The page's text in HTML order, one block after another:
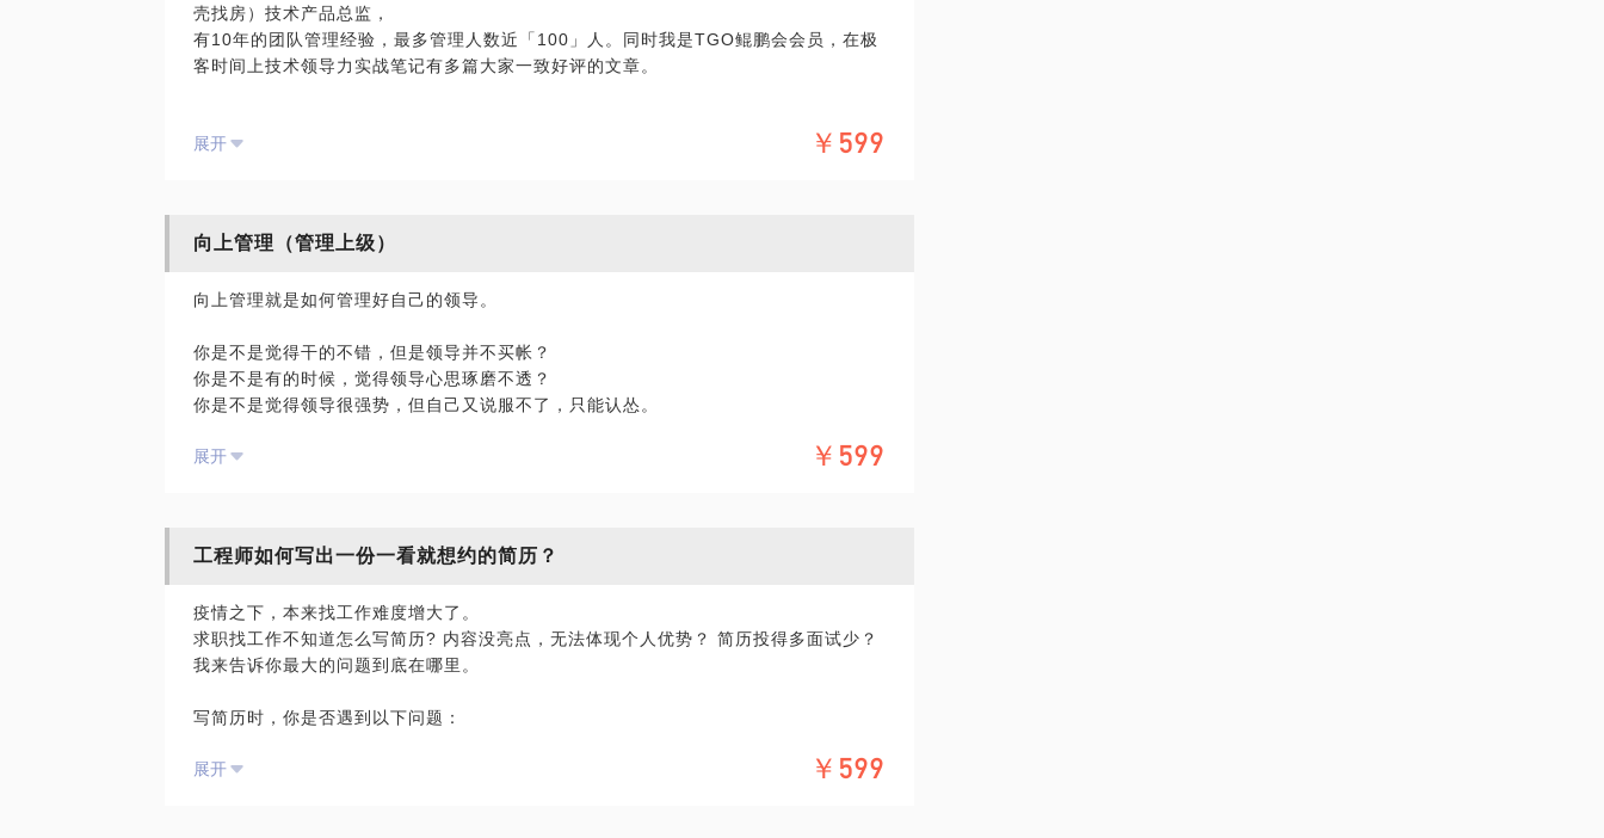
壳找房）技术产品总监，
有10年的团队管理经验，最多管理人数近「100」人。同时我是TGO鲲鹏会会员，在极
客时间上技术领导力实战笔记有多篇大家一致好评的文章。
内的）学习和实操，都是1000人+的技术产品团队。
2、我会给你提供其他维度的思考，给你带来管理团队新的方法论和实际操做办法。
展开 ￥599
向上管理（管理上级）
向上管理就是如何管理好自己的领导。
你是不是觉得干的不错，但是领导并不买帐？
你是不是有的时候，觉得领导心思琢磨不透？
你是不是觉得领导很强势，但自己又说服不了，只能认怂。
展开 ￥599
工程师如何写出一份一看就想约的简历？
疫情之下，本来找工作难度增大了。
求职找工作不知道怎么写简历? 内容没亮点，无法体现个人优势？​ 简历投得多面试少？​
我来告诉你最大的问题到底在哪里。
写简历时，你是否遇到以下问题：
• 简历内容平淡无奇，没有亮点？
展开 ￥599